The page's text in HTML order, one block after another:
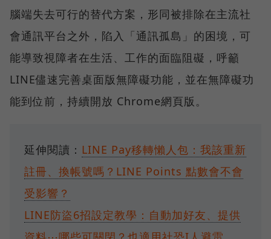
腦端失去可行的替代方案，形同被排除在主流社
會通訊平台之外，陷入「通訊孤島」的困境，可
能導致視障者在生活、工作的面臨阻礙，呼籲
LINE儘速完善桌面版無障礙功能，並在無障礙功
能到位前，持續開放 Chrome網頁版。
延伸閱讀： LINE Pay移轉懶人包：我該重新
註冊、換帳號嗎？LINE Points 點數會不會
受影響？
LINE防盜6招設定教學：自動加好友、提供